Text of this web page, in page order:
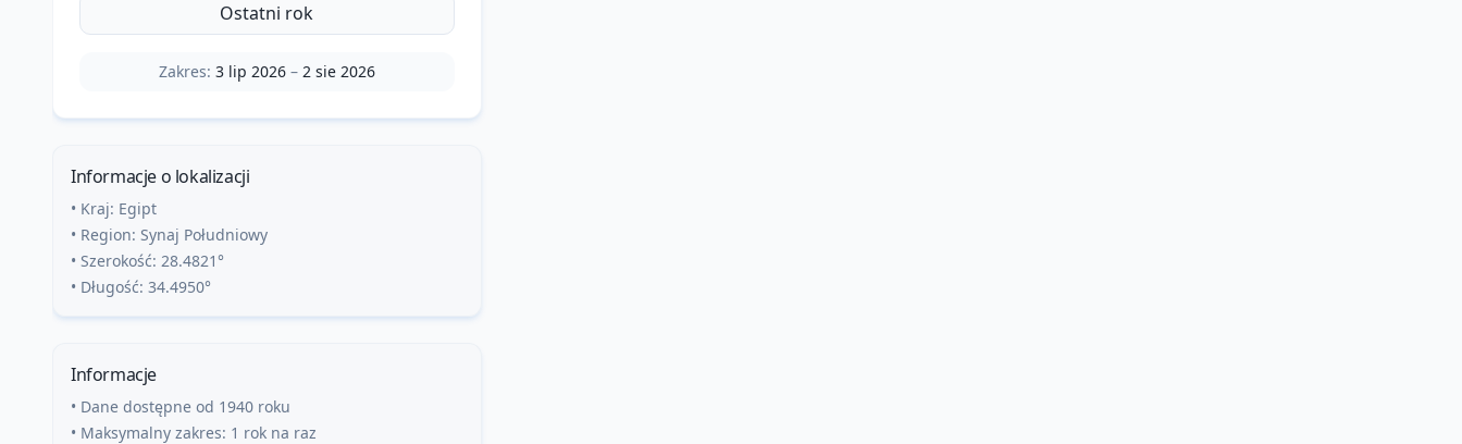
Ostatni rok
Zakres: 3 lip 2026– 2 sie 2026
Informacje o lokalizacji
• Kraj: Egipt
• Region: Synaj Południowy
• Szerokość: 28.4821°
• Długość: 34.4950°
Informacje
• Dane dostępne od 1940 roku
• Maksymalny zakres: 1 rok na raz